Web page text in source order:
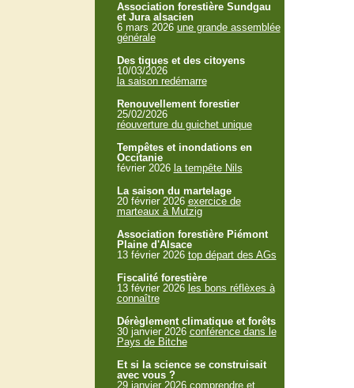
Association forestière Sundgau
et Jura alsacien
6 mars 2026 une grande assemblée
générale
Des tiques et des citoyens
10/03/2026
la saison redémarre
Renouvellement forestier
25/02/2026
réouverture du guichet unique
Tempêtes et inondations en
Occitanie
février 2026 la tempête Nils
La saison du martelage
20 février 2026 exercice de
marteaux à Mutzig
Association forestière Piémont
Plaine d'Alsace
13 février 2026 top départ des AGs
Fiscalité forestière
13 février 2026 les bons réflèxes à
connaître
Dérèglement climatique et forêts
30 janvier 2026 conférence dans le
Pays de Bitche
Et si la science se construisait
avec vous ?
29 janvier 2026 comprendre et